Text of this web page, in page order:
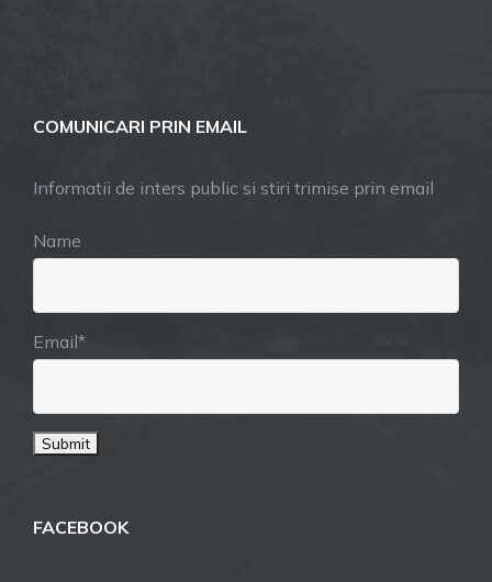
COMUNICARI PRIN EMAIL
Informatii de inters public si stiri trimise prin email
Name
Email*
FACEBOOK